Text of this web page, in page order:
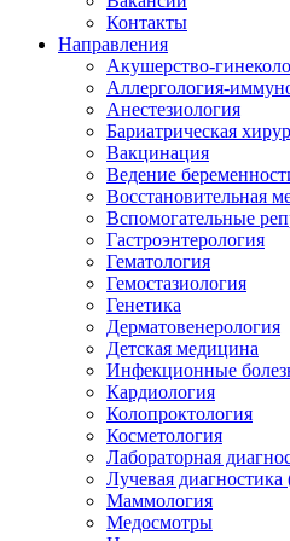
Контакты
Направления
Акушерство-
Аллергология-
Анестезиология
Бариатрическая
Вакцинация
Ведение
Восстановительная
Вспомогательные
Гастроэнтерология
Гематология
Гемостазиология
Генетика
Дерматовенерология
Детская медицина
Инфекционные
Кардиология
Колопроктология
Косметология
Лабораторная
Лучевая
Маммология
Медосмотры